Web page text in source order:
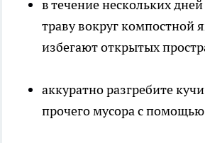
в течение нескольких
траву вокруг
избегают открытых
аккуратно разгребите
прочего мусора с